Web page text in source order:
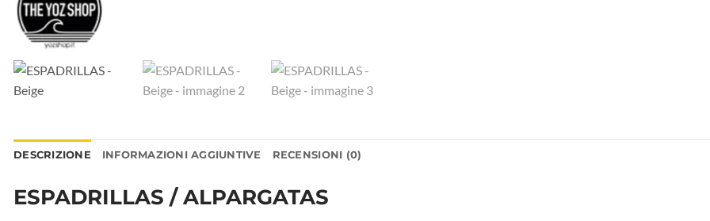
DESCRIZIONE INFORMAZIONI AGGIUNTIVE RECENSIONI (0)
ESPADRILLAS / ALPARGATAS